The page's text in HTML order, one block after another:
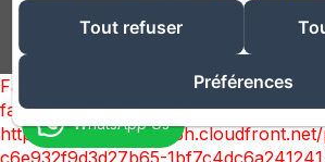
Créé par Amenitiz
Failed to load BookingEngine/index:
failed. (missing:
https://
Tout refuser
Préférences
WhatsApp Us